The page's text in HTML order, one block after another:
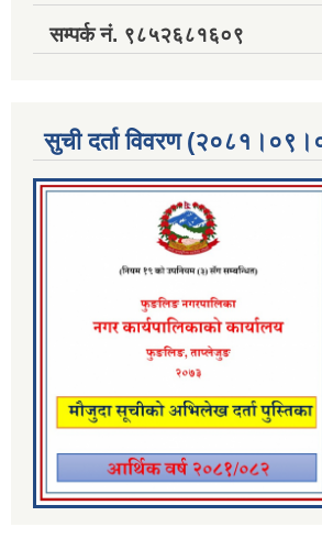
सम्पर्क नं. ९८५२६८१६०९
सुची दर्ता विवरण